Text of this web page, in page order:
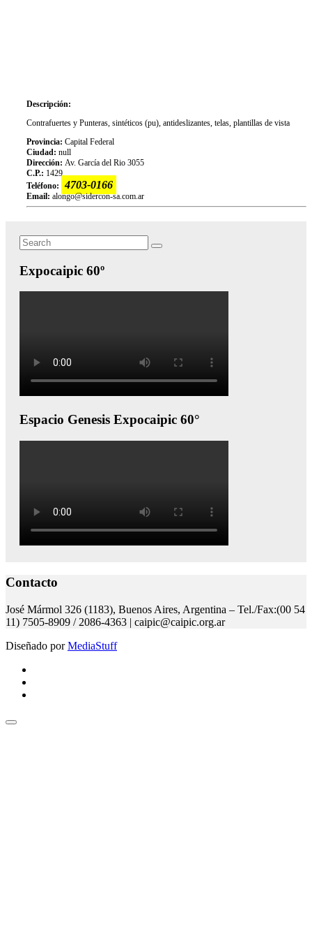
Descripción:
Contrafuertes y Punteras, sintéticos (pu), antideslizantes, telas, plantillas de vista
Provincia: Capital Federal
Ciudad: null
Dirección: Av. García del Rio 3055
C.P.: 1429
Teléfono:
4703-0166
Email: alongo@sidercon-sa.com.ar
Search
for:
Search
Expocaipic 60º
Espacio Genesis Expocaipic 60°
Contacto
José Mármol 326 (1183), Buenos Aires, Argentina – Tel./Fax:(00 54
11) 7505-8909 / 2086-4363 | caipic@caipic.org.ar
Diseñado porMediaStuff